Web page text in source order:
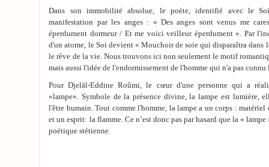
Dans son immobilité absolue, le poète, identifié avec le
manifestation par les anges : « Des anges sont venus me
éperdument dormeur / Et me voici veilleur éperdument ». Par
d'un atome, le Soi devient « Mouchoir de soie qui disparaîtra dans
le rêve de la vie. Nous trouvons ici non seulement le motif
mais aussi l'idée de l'endormissement de l'homme qui n'a pas
Pour Djelāl-Eddine Roûmi, le cœur d'une personne qui a
«lampe». Symbole de la présence divine, la lampe est lumière,
l'être humain. Tout comme l'homme, la lampe a un corps :
et un esprit: la flamme. Ce n’est donc pas par hasard que la « lampe
poétique stétienne.